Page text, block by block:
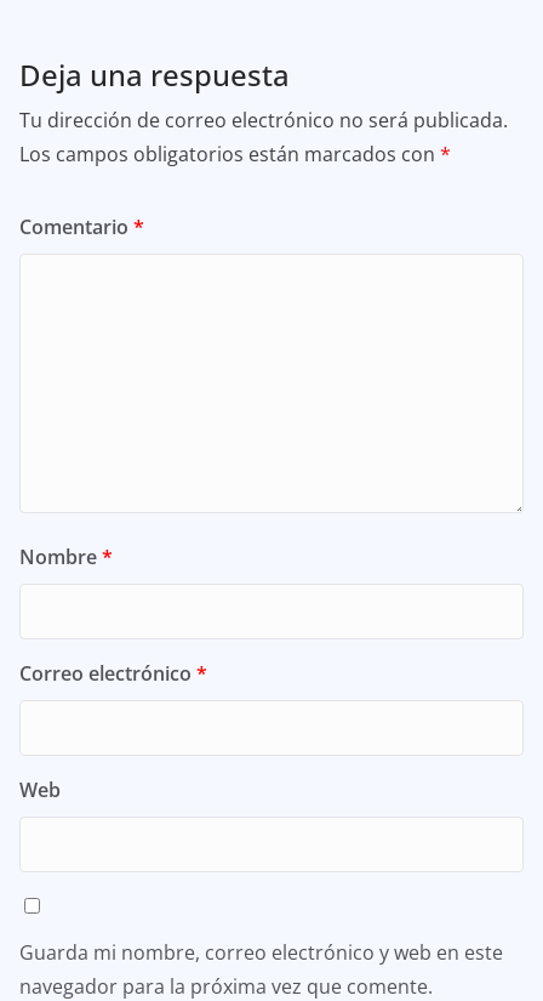
Deja una respuesta
Tu dirección de correo electrónico no será publicada.
Los campos obligatorios están marcados con *
Comentario *
Nombre*
Correo electrónico *
Web
Guarda mi nombre, correo electrónico y web en este
navegador para la próxima vez que comente.